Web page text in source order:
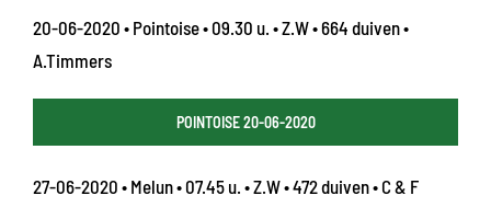
20-06-2020 • Pointoise • 09.30 u. • Z.W • 664 duiven •
A.Timmers
POINTOISE 20-06-2020
27-06-2020 • Melun • 07.45 u. • Z.W • 472 duiven • C & F